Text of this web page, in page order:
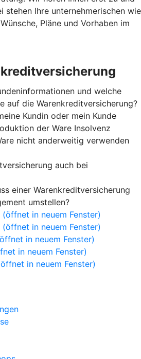
stehen Ihre unternehmerischen wie
Pläne und Vorhaben im
und welche
auf die Warenkreditversicherung?
Kundin oder mein Kunde
der Ware Insolvenz
nicht anderweitig verwenden
auch bei
einer Warenkreditversicherung
umstellen?
in neuem Fenster)
in neuem Fenster)
in neuem Fenster)
in neuem Fenster)
in neuem Fenster)